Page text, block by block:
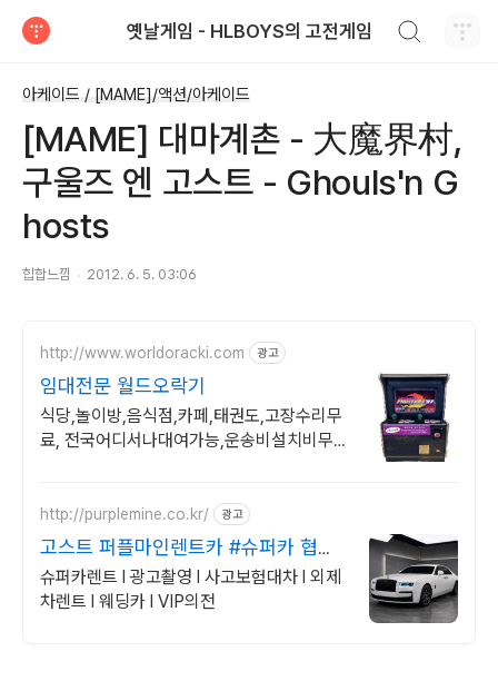
옛날게임 - HLBOYS의 고전게임
아케이드 / [MAME]/액션/아케이드
[MAME] 대마계촌 - 大魔界村,
구울즈 엔 고스트 - Ghouls'n G
hosts
힙합느낌 2012. 6. 5. 03:06
http://www.worldoracki.com 광고
임대전문 월드오락기
식당,놀이방,음식점,카페,태권도,고장수리무
료, 전국어디서나대여가능,운송비설치비무
http://purplemine.co.kr/ 광고
고스트 퍼플마인렌트카 #슈퍼카 협찬
문의 #방송렌트
슈퍼카렌트 l 광고촬영 l 사고보험대차 l 외제
차렌트 l 웨딩카 l VIP의전